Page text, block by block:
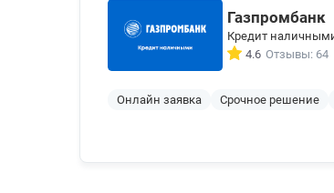
Газпромбанк
Кредит
4.6 Отзывы: 64
Онлайн заявка Срочное решение